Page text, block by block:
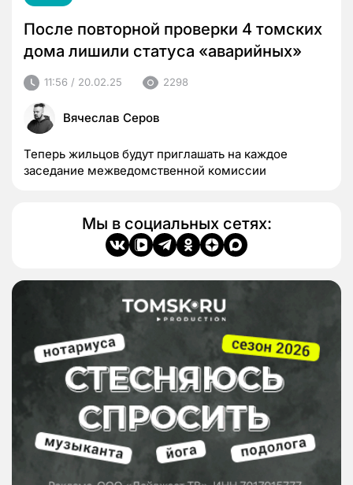
После повторной проверки 4 томских
дома лишили статуса «аварийных»
11:56 / 20.02.25 2298
Вячеслав Серов
Теперь жильцов будут приглашать на каждое
заседание межведомственной комиссии
Мы в социальных сетях: